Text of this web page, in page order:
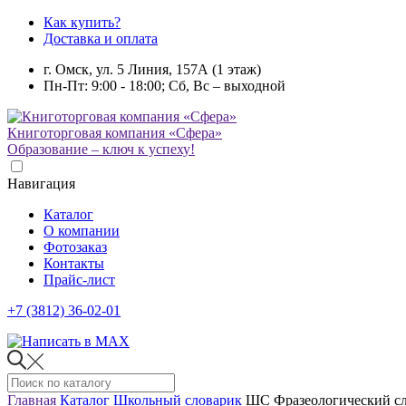
Как купить?
Доставка и оплата
г. Омск, ул. 5 Линия, 157А (1 этаж)
Пн-Пт: 9:00 - 18:00; Сб, Вс – выходной
Книготорговая компания «Сфера»
Образование – ключ к успеху!
Навигация
Каталог
О компании
Фотозаказ
Контакты
Прайс-лист
+7 (3812) 36-02-01
Главная Каталог Школьный словарик ШС Фразеологический